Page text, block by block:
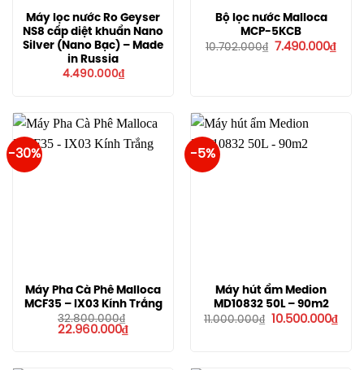
Máy lọc nước Ro Geyser
NS8 cấp diệt khuẩn Nano
Silver (Nano Bạc) – Made
in Russia
4.490.000₫
Bộ lọc nước Malloca
MCP-5KCB
10.702.000₫ Giá
7.490.000₫Giá
hiện
-30%
Máy Pha Cà Phê Malloca
MCF35 – IX03 Kính Trắng
32.800.000₫
Giá
22.960.000₫Giá
hiện
-5%
Máy hút ẩm Medion
MD10832 50L – 90m2
11.000.000₫ Giá
10.500.000₫Giá
hiện